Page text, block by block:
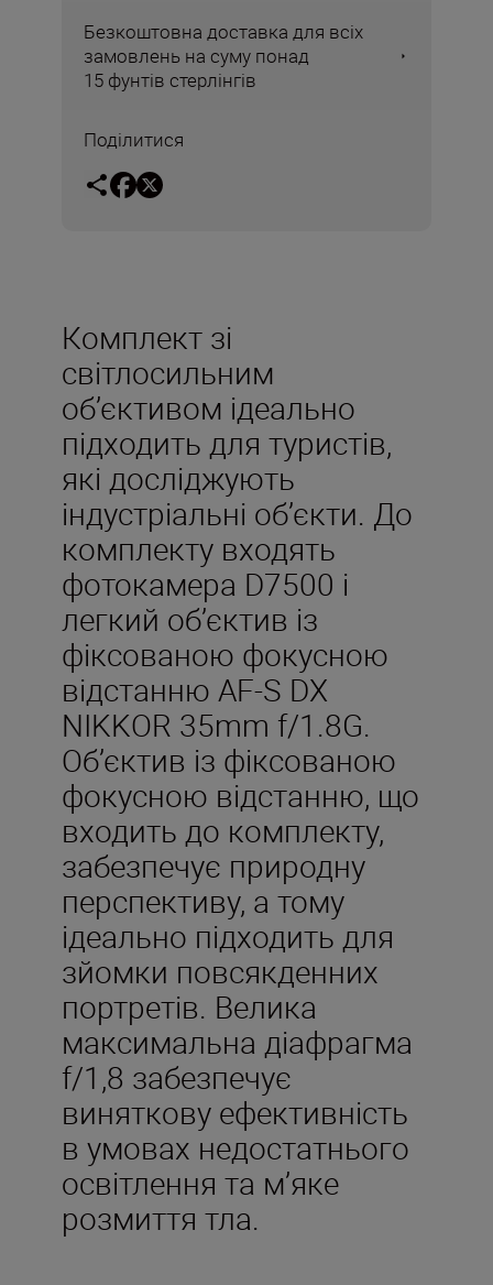
Безкоштовна доставка для всіх
замовлень на суму понад
15 фунтів стерлінгів
Поділитися
Комплект зі
світлосильним
об’єктивом ідеально
підходить для туристів,
які досліджують
індустріальні об’єкти. До
комплекту входять
фотокамера D7500 і
легкий об’єктив із
фіксованою фокусною
відстанню AF-S DX
NIKKOR 35mm f/1.8G.
Об’єктив із фіксованою
фокусною відстанню, що
входить до комплекту,
забезпечує природну
перспективу, а тому
ідеально підходить для
зйомки повсякденних
портретів. Велика
максимальна діафрагма
f/1,8 забезпечує
виняткову ефективність
в умовах недостатнього
освітлення та м’яке
розмиття тла.